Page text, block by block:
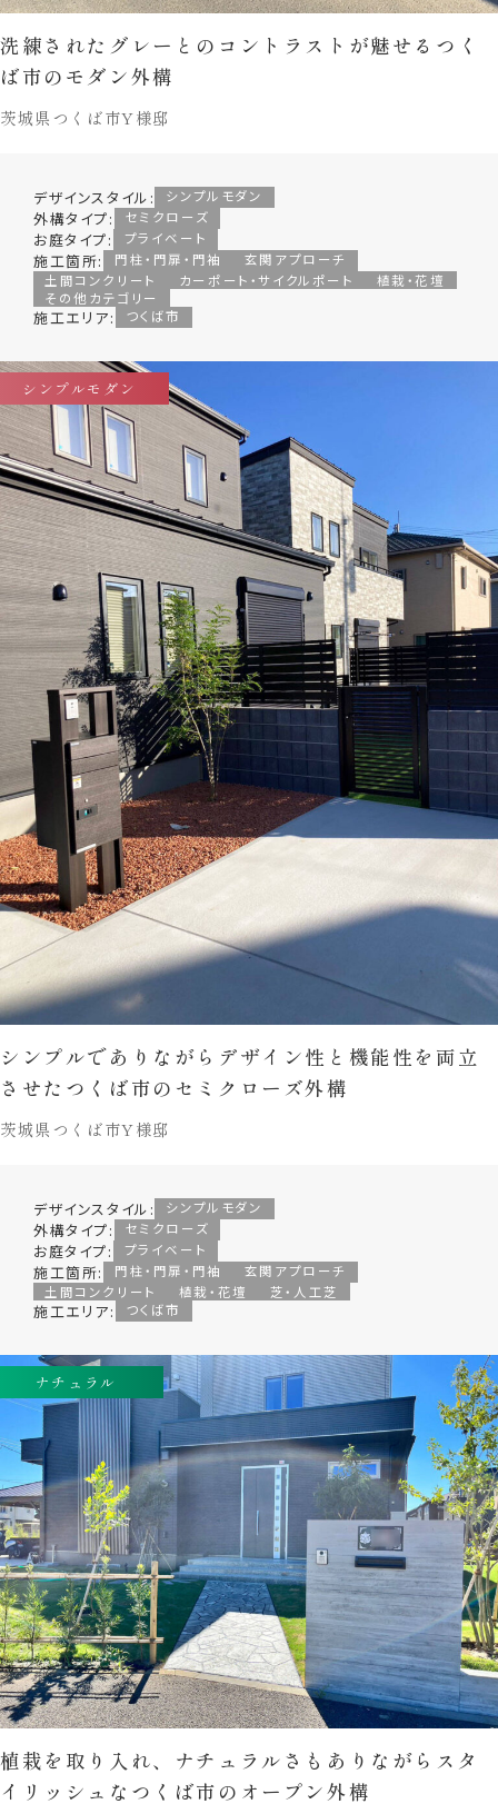
洗練されたグレーとのコントラストが魅せるつく
ば市のモダン外構
茨城県つくば市Y様邸
デザインスタイル: シンプルモダン
外構タイプ: セミクローズ
お庭タイプ: プライベート
施工箇所: 門柱・門扉・門袖
玄関アプローチ
土間コンクリート
カーポート・サイクルポート
植栽・花壇
その他カテゴリー
施工エリア: つくば市
シンプルモダン
シンプルでありながらデザイン性と機能性を両立
させたつくば市のセミクローズ外構
茨城県つくば市Y様邸
デザインスタイル: シンプルモダン
外構タイプ: セミクローズ
お庭タイプ: プライベート
施工箇所: 門柱・門扉・門袖
玄関アプローチ
土間コンクリート
植栽・花壇 芝・人工芝
施工エリア: つくば市
ナチュラル
植栽を取り入れ、ナチュラルさもありながらスタ
イリッシュなつくば市のオープン外構